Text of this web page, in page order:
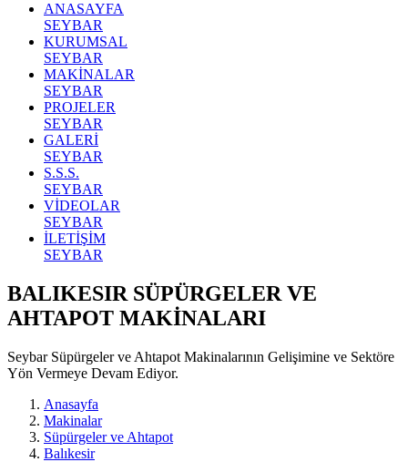
ANASAYFA
SEYBAR
KURUMSAL
SEYBAR
MAKİNALAR
SEYBAR
PROJELER
SEYBAR
GALERİ
SEYBAR
S.S.S.
SEYBAR
VİDEOLAR
SEYBAR
İLETİŞİM
SEYBAR
BALIKESIR SÜPÜRGELER VE
AHTAPOT MAKİNALARI
Seybar Süpürgeler ve Ahtapot Makinalarının Gelişimine ve Sektöre
Yön Vermeye Devam Ediyor.
Anasayfa
Makinalar
Süpürgeler ve Ahtapot
Balıkesir